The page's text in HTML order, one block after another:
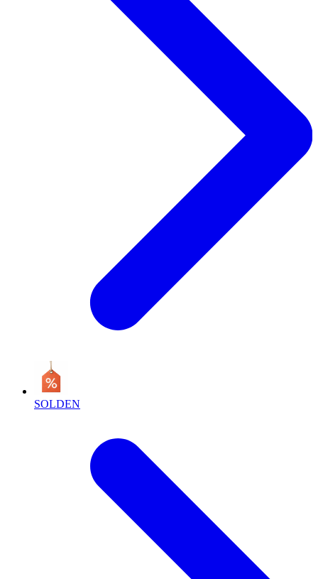
SOLDEN